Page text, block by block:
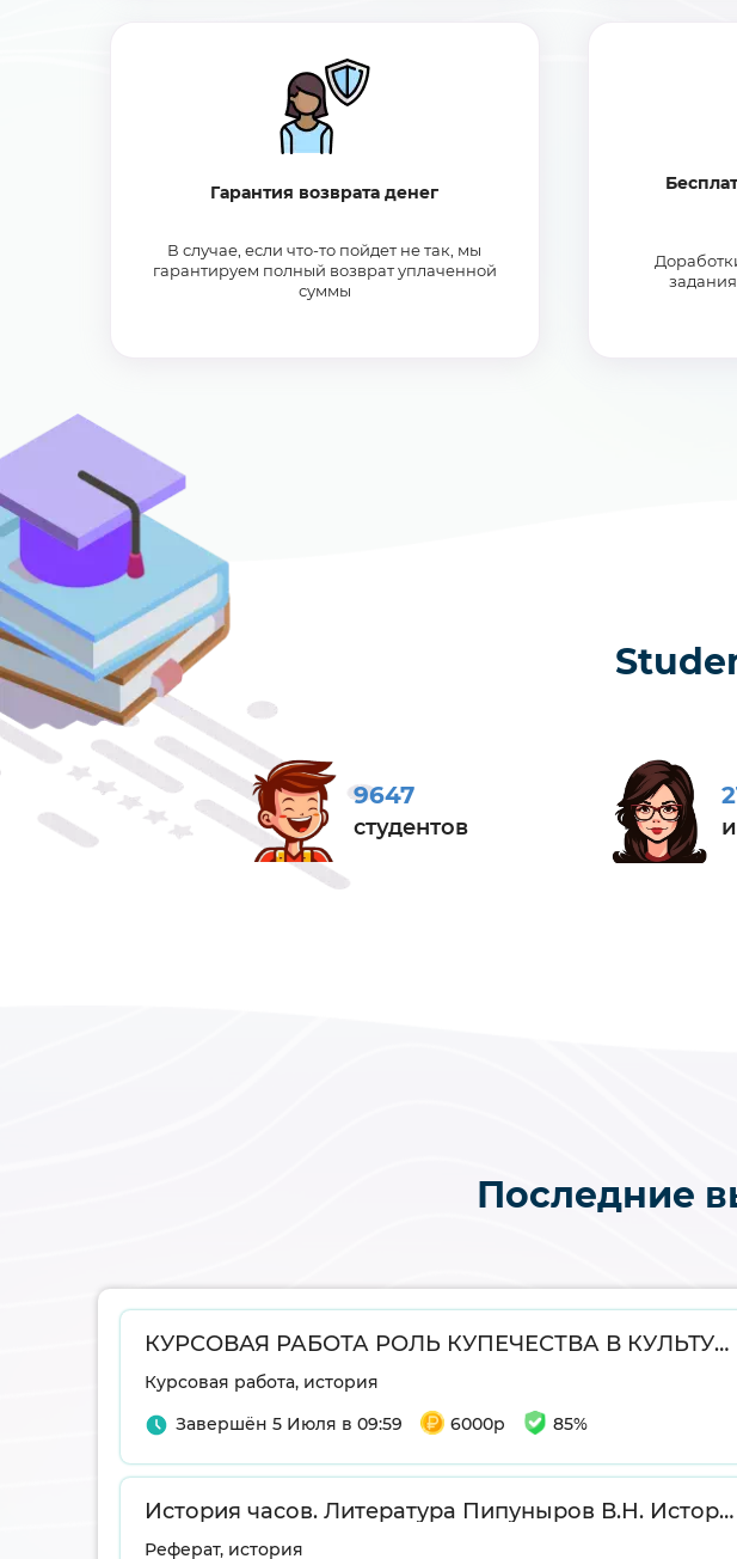
Гарантия возврата денег
В случае, если что-то пойдет не так, мы
гарантируем полный возврат уплаченной
суммы
9647
студентов
Последние
КУРСОВАЯ РАБОТА РОЛЬ КУПЕЧЕСТВА В КУЛЬТУРНОМ РАЗВИТИИ ГОРОДОВ ПСКОВСКОЙ ГУБЕРНИИ ВТОРОЙ ПОЛОВИНЫ XIX-нач. XX вв.
Курсовая работа, история
Завершён 5 Июля в 09:59
6000р 85%
История часов. Литература Пипуныров В.Н. История часов с древнейших времен до наших дней. Москва: Наука, 1982. — 496 с. Маллалью, Х. Антиквариат : Энциклопедия мирового искусства. Самая полная история антиквариата. М. : Белый город, 2001.
Реферат, история